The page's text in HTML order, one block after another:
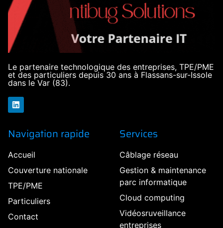
Le partenaire technologique des entreprises, TPE/PME
et des particuliers depuis 30 ans à Flassans-sur-Issole
dans le Var (83).
Navigation rapide
Accueil
Couverture nationale
TPE/PME
Particuliers
Contact
Services
Câblage réseau
Gestion & maintenance
parc informatique
Cloud computing
Vidéosruveillance
entreprises